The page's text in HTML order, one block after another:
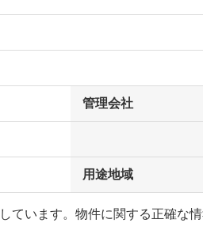
管理会社
用途地域
ています。物件に関する正確な